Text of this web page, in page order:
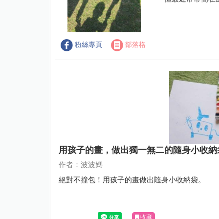
粉絲專頁 部落格
用孩子的畫，做出獨一無二的隨身小收納
作者：波波媽
絕對不撞包！用孩子的畫做出隨身小收納袋。
收藏